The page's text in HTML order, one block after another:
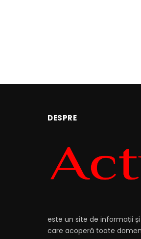
DESPRE
este un site de informații
care acoperă toate